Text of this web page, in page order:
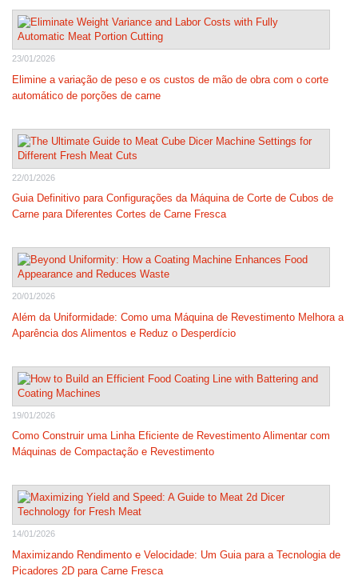
23/01/2026
Elimine a variação de peso e os custos de mão de obra com o corte
automático de porções de carne
22/01/2026
Guia Definitivo para Configurações da Máquina de Corte de Cubos de
Carne para Diferentes Cortes de Carne Fresca
20/01/2026
Além da Uniformidade: Como uma Máquina de Revestimento Melhora a
Aparência dos Alimentos e Reduz o Desperdício
19/01/2026
Como Construir uma Linha Eficiente de Revestimento Alimentar com
Máquinas de Compactação e Revestimento
14/01/2026
Maximizando Rendimento e Velocidade: Um Guia para a Tecnologia de
Picadores 2D para Carne Fresca